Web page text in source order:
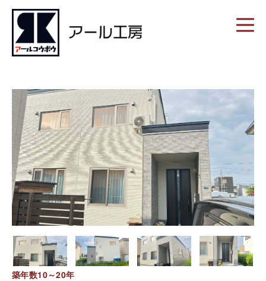
築年数10～20年